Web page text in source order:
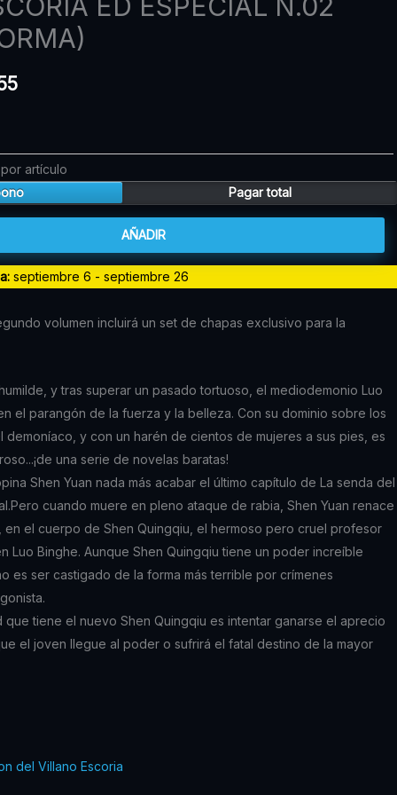
precio
actual
es:
por artículo
Pagar total
AÑADIR
septiembre 6 - septiembre 26
volumen incluirá un set de chapas exclusivo para la
y tras superar un pasado tortuoso, el mediodemonio Luo
el parangón de la fuerza y la belleza. Con su dominio sobre los
demoníaco, y con un harén de cientos de mujeres a sus pies, es
una serie de novelas baratas!
Shen Yuan nada más acabar el último capítulo de La senda del
cuando muere en pleno ataque de rabia, Shen Yuan renace
en el cuerpo de Shen Quingqiu, el hermoso pero cruel profesor
Luo Binghe. Aunque Shen Quingqiu tiene un poder increíble
es ser castigado de la forma más terrible por crímenes
que tiene el nuevo Shen Quingqiu es intentar ganarse el aprecio
el joven llegue al poder o sufrirá el fatal destino de la mayor
del Villano Escoria